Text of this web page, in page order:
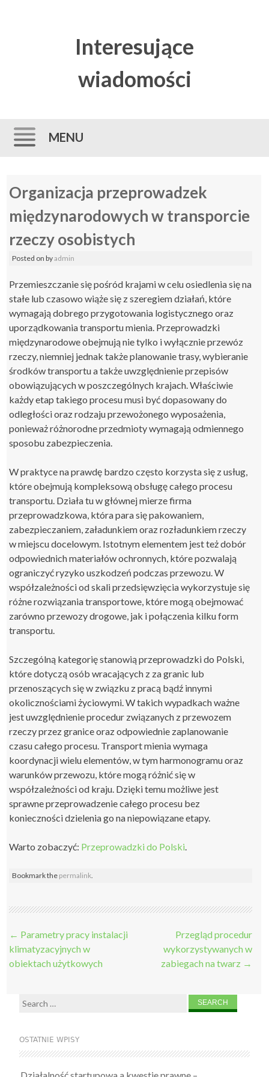
Interesujące
wiadomości
MENU
to
content
Organizacja przeprowadzek
międzynarodowych w transporcie
rzeczy osobistych
Posted onbyadmin
Przemieszczanie się pośród krajami w celu osiedlenia się na
stałe lub czasowo wiąże się z szeregiem działań, które
wymagają dobrego przygotowania logistycznego oraz
uporządkowania transportu mienia. Przeprowadzki
międzynarodowe obejmują nie tylko i wyłącznie przewóz
rzeczy, niemniej jednak także planowanie trasy, wybieranie
środków transportu a także uwzględnienie przepisów
obowiązujących w poszczególnych krajach. Właściwie
każdy etap takiego procesu musi być dopasowany do
odległości oraz rodzaju przewożonego wyposażenia,
ponieważ różnorodne przedmioty wymagają odmiennego
sposobu zabezpieczenia.
W praktyce na prawdę bardzo często korzysta się z usług,
które obejmują kompleksową obsługę całego procesu
transportu. Działa tu w głównej mierze firma
przeprowadzkowa, która para się pakowaniem,
zabezpieczaniem, załadunkiem oraz rozładunkiem rzeczy
w miejscu docelowym. Istotnym elementem jest też dobór
odpowiednich materiałów ochronnych, które pozwalają
ograniczyć ryzyko uszkodzeń podczas przewozu. W
współzależności od skali przedsięwzięcia wykorzystuje się
różne rozwiązania transportowe, które mogą obejmować
zarówno przewozy drogowe, jak i połączenia kilku form
transportu.
Szczególną kategorię stanowią przeprowadzki do Polski,
które dotyczą osób wracających z za granic lub
przenoszących się w związku z pracą bądź innymi
okolicznościami życiowymi. W takich wypadkach ważne
jest uwzględnienie procedur związanych z przewozem
rzeczy przez granice oraz odpowiednie zaplanowanie
czasu całego procesu. Transport mienia wymaga
koordynacji wielu elementów, w tym harmonogramu oraz
warunków przewozu, które mogą różnić się w
współzależności od kraju. Dzięki temu możliwe jest
sprawne przeprowadzenie całego procesu bez
konieczności dzielenia go na niepowiązane etapy.
Warto zobaczyć: Przeprowadzki do Polski.
Bookmark the permalink.
Post
navigation
← Parametry pracy instalacji
klimatyzacyjnych w
obiektach użytkowych
Przegląd procedur
wykorzystywanych w
zabiegach na twarz →
Search
OSTATNIE WPISY